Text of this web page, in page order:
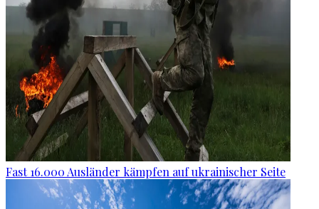
Fast 16.000 Ausländer kämpfen auf ukrainischer Seite